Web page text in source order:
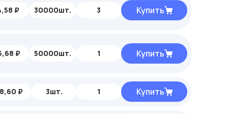
₽ 30000шт. 3 Купить
₽ 50000шт. 1 Купить
₽ 3шт. 1 Купить